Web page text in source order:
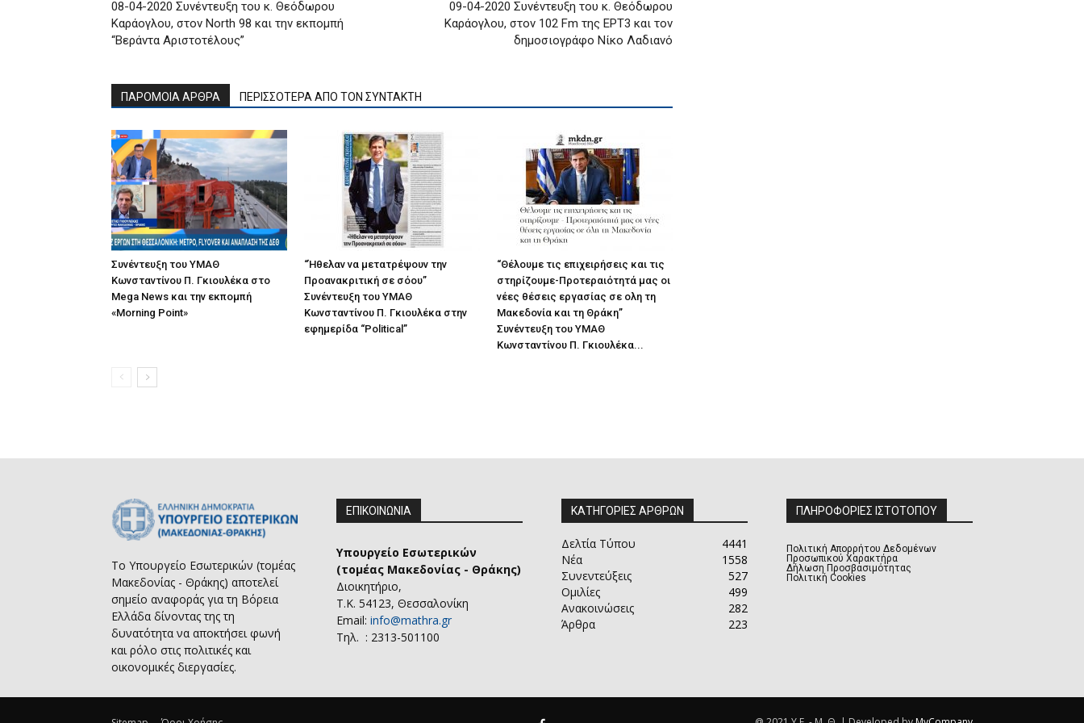
08-04-2020 Συνέντευξη του κ. Θεόδωρου
Καράογλου, στον North 98 και την εκπομπή
“Βεράντα Αριστοτέλους”
09-04-2020 Συνέντευξη του κ. Θεόδωρου
Καράογλου, στον 102 Fm της ΕΡΤ3 και τον
δημοσιογράφο Νίκο Λαδιανό
ΠΑΡΟΜΟΙΑ ΑΡΘΡΑ ΠΕΡΙΣΣΟΤΕΡΑ ΑΠΟ ΤΟΝ ΣΥΝΤΑΚΤΗ
Συνέντευξη του ΥΜΑΘ
Κωνσταντίνου Π. Γκιουλέκα στο
Mega News και την εκπομπή
«Morning Point»
“Ήθελαν να μετατρέψουν την
Προανακριτική σε σόου”
Συνέντευξη του ΥΜΑΘ
Κωνσταντίνου Π. Γκιουλέκα στην
εφημερίδα “Political”
“Θέλουμε τις επιχειρήσεις και τις
στηρίζουμε-Προτεραιότητά μας οι
νέες θέσεις εργασίας σε ολη τη
Μακεδονία και τη Θράκη”
Συνέντευξη του ΥΜΑΘ
Κωνσταντίνου Π. Γκιουλέκα...
Το Υπουργείο Εσωτερικών (τομέας
Μακεδονίας - Θράκης) αποτελεί
σημείο αναφοράς για τη Βόρεια
Ελλάδα δίνοντας της τη
δυνατότητα να αποκτήσει φωνή
και ρόλο στις πολιτικές και
οικονομικές διεργασίες.
ΕΠΙΚΟΙΝΩΝΙΑ
Υπουργείο Εσωτερικών
(τομέας Μακεδονίας - Θράκης)
Διοικητήριο,
Τ.Κ. 54123, Θεσσαλονίκη
Email: info@mathra.gr
Τηλ. : 2313-501100
ΚΑΤΗΓΟΡΙΕΣ ΑΡΘΡΩΝ
Δελτία Τύπου
4441
Νέα
1558
Συνεντεύξεις
527
Ομιλίες
499
Ανακοινώσεις
282
Άρθρα
223
ΠΛΗΡΟΦΟΡΙΕΣ ΙΣΤΟΤΟΠΟΥ
Πολιτική Απορρήτου Δεδομένων
Προσωπικού Χαρακτήρα
Δήλωση Προσβασιμότητας
Πολιτική Cookies